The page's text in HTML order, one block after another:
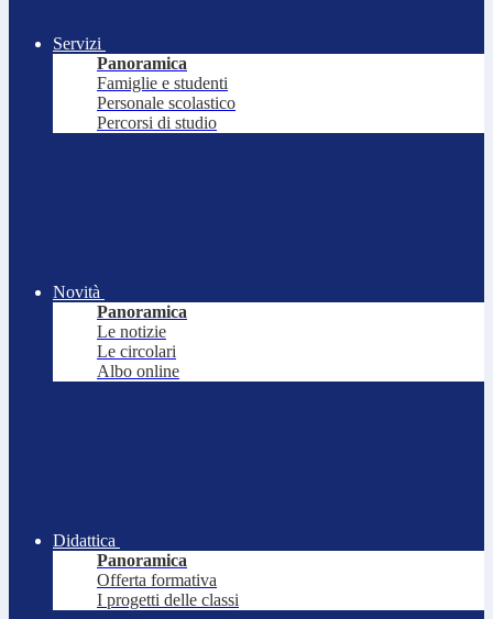
Servizi
Panoramica
Famiglie e studenti
Personale scolastico
Percorsi di studio
Novità
Panoramica
Le notizie
Le circolari
Albo online
Didattica
Panoramica
Offerta formativa
I progetti delle classi